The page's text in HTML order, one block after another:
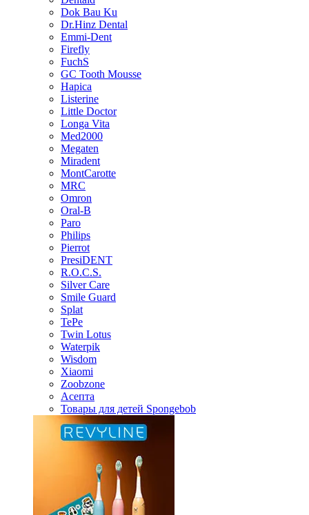
Dok Bau Ku
Dr.Hinz Dental
Emmi-Dent
Firefly
FuchS
GC Tooth Mousse
Hapica
Listerine
Little Doctor
Longa Vita
Med2000
Megaten
Miradent
MontCarotte
MRC
Omron
Oral-B
Paro
Philips
Pierrot
PresiDENT
R.O.C.S.
Silver Care
Smile Guard
Splat
TePe
Twin Lotus
Waterpik
Wisdom
Xiaomi
Zoobzone
Асепта
Товары для детей Spongebob